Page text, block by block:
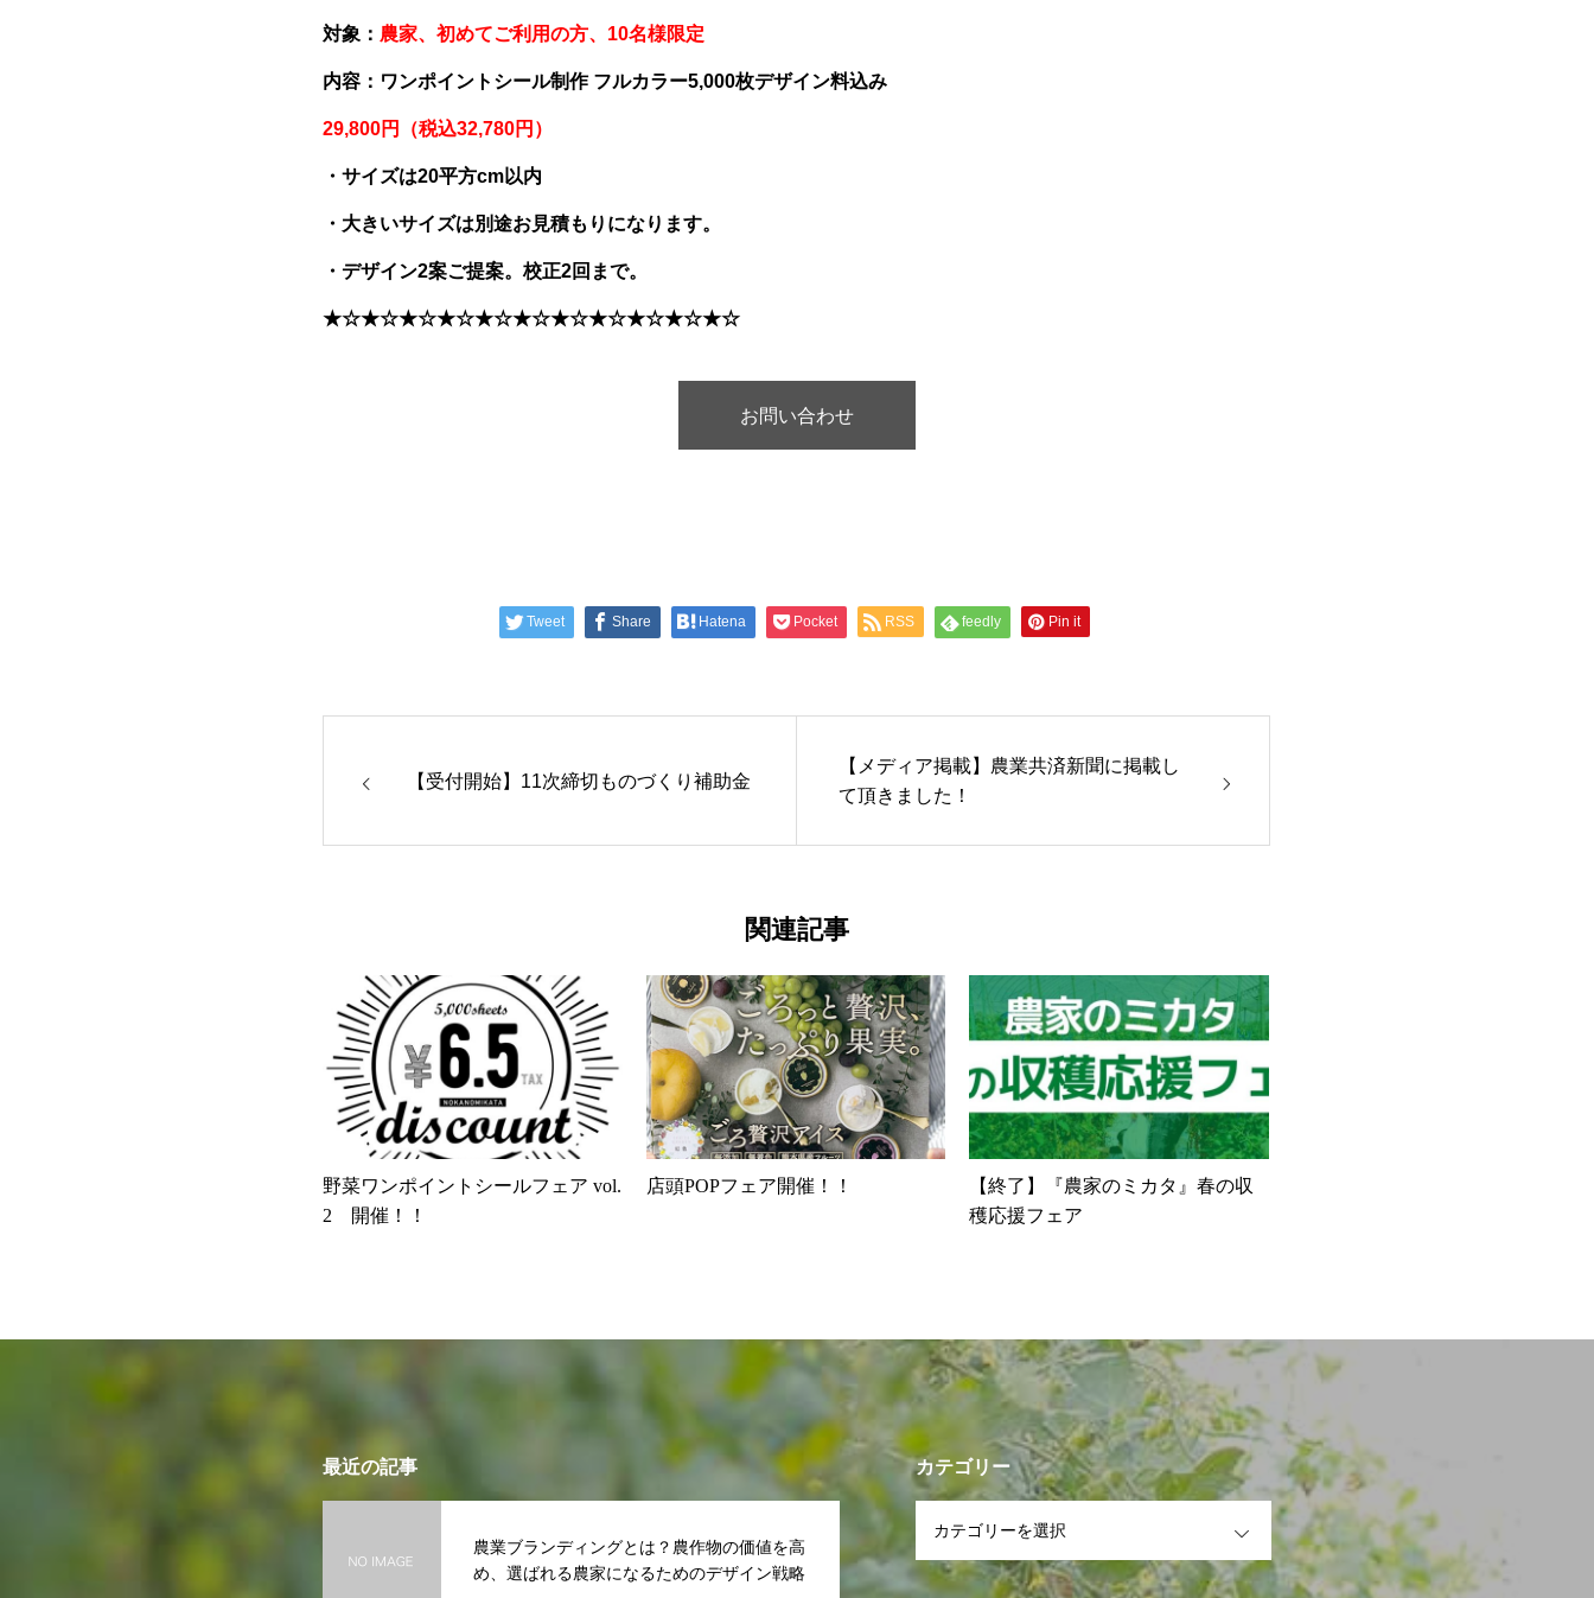
対象： 農家、初めてご利用の方、 10名様限定
内容：ワンポイントシール制作 フルカラー5,000枚デザイン料込み
29,800円（税込32,780円）
・サイズは20平方cm以内
・大きいサイズは別途お見積もりになります。
・デザイン2案ご提案。校正2回まで。
★☆★☆★☆★☆★☆★☆★☆★☆★☆★☆★☆
お問い合わせ
Tweet Share Hatena Pocket RSS feedly Pin it
【受付開始】11次締切ものづくり補助金
【メディア掲載】農業共済新聞に掲載し
て頂きました！
関連記事
野菜ワンポイントシールフェア vol.
2 開催！！
店頭POPフェア開催！！
【終了】『農家のミカタ』春の収
穫応援フェア
最近の記事
農業ブランディングとは？農作物の価値を高
め、選ばれる農家になるためのデザイン戦略
カテゴリー